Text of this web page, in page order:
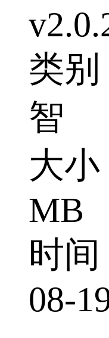
类别
智
大小
MB
时间
08-